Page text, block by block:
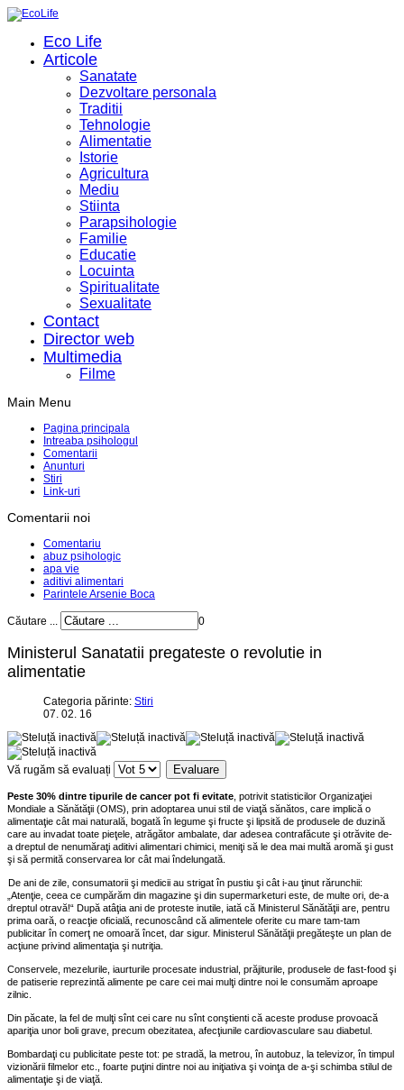
Eco Life
Articole
Sanatate
Dezvoltare personala
Traditii
Tehnologie
Alimentatie
Istorie
Agricultura
Mediu
Stiinta
Parapsihologie
Familie
Educatie
Locuinta
Spiritualitate
Sexualitate
Contact
Director web
Multimedia
Filme
Main Menu
Pagina principala
Intreaba psihologul
Comentarii
Anunturi
Stiri
Link-uri
Comentarii noi
Comentariu
abuz psihologic
apa vie
aditivi alimentari
Parintele Arsenie Boca
Căutare ... 0
Ministerul Sanatatii pregateste o revolutie in
alimentatie
Categoria părinte: Stiri
07. 02. 16
Vă rugăm să evaluați
Peste 30% dintre tipurile de cancer pot fi evitate , potrivit statisticilor Organizaţiei
Mondiale a Sănătăţii (OMS), prin adoptarea unui stil de viaţă sănătos, care implică o
alimentaţie cât mai naturală, bogată în legume şi fructe şi lipsită de produsele de duzină
care au invadat toate pieţele, atrăgător ambalate, dar adesea contrafăcute şi otrăvite de-
a dreptul de nenumăraţi aditivi alimentari chimici, meniţi să le dea mai multă aromă şi gust
şi să permită conservarea lor cât mai îndelungată.
De ani de zile, consumatorii şi medicii au strigat în pustiu şi cât i-au ţinut rărunchii:
„Atenţie, ceea ce cumpărăm din magazine şi din supermarketuri este, de multe ori, de-a
dreptul otravă!“ După atâţia ani de proteste inutile, iată că Ministerul Sănătăţii are, pentru
prima oară, o reacţie oficială, recunoscând că alimentele oferite cu mare tam-tam
publicitar în comerţ ne omoară încet, dar sigur. Ministerul Sănătăţii pregăteşte un plan de
acţiune privind alimentaţia şi nutriţia.
Conservele, mezelurile, iaurturile procesate industrial, prăjiturile, produsele de fast-food şi
de patiserie reprezintă alimente pe care cei mai mulţi dintre noi le consumăm aproape
zilnic.
Din păcate, la fel de mulţi sînt cei care nu sînt conştienti că aceste produse provoacă
apariţia unor boli grave, precum obezitatea, afecţiunile cardiovasculare sau diabetul.
Bombardaţi cu publicitate peste tot: pe stradă, la metrou, în autobuz, la televizor, în timpul
vizionării filmelor etc., foarte puţini dintre noi au iniţiativa şi voinţa de a-şi schimba stilul de
alimentaţie şi de viaţă.